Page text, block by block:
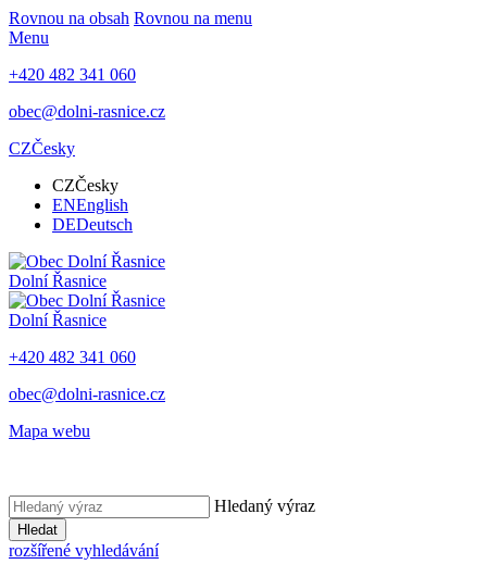
Rovnou na obsah Rovnou na menu
Menu
+420 482 341 060
obec@dolni-rasnice.cz
CZČesky
CZČesky
ENEnglish
DEDeutsch
Dolní Řasnice
Dolní Řasnice
+420 482 341 060
obec@dolni-rasnice.cz
Mapa webu
Hledaný výraz
Hledat
rozšířené vyhledávání